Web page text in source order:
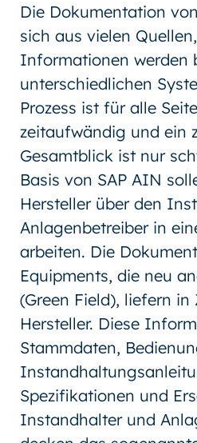
Die Dokumentation
sich aus vielen
Informationen werden
unterschiedlichen
Prozess ist für alle
zeitaufwändig und ein
Gesamtblick ist nur
Basis von SAP AIN
Hersteller über den
Anlagenbetreiber in
arbeiten. Die
Equipments, die neu
(Green Field), liefern
Hersteller. Diese
Stammdaten,
Spezifikationen und
Instandhalter und